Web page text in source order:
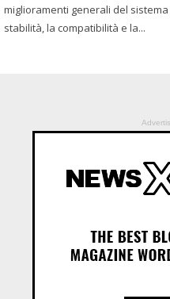
miglioramenti generali del
stabilità, la compatibilità e la...